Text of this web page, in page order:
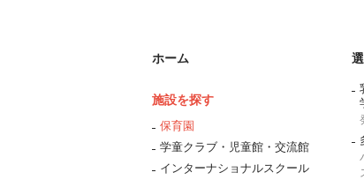
ホーム
施設を探す
保育園
学童クラブ・児童館・交流館
インターナショナルスクール